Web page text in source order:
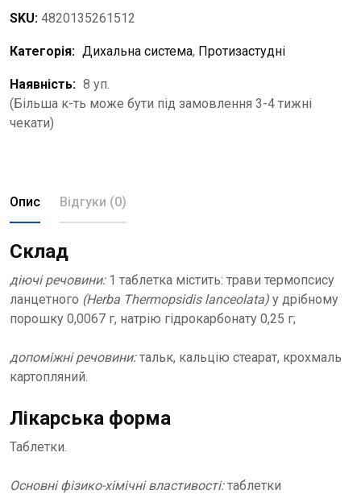
SKU: 4820135261512
Категорія: Дихальна система, Протизастудні
Наявність: 8 уп.
(Більша к-ть може бути під замовлення 3-4 тижні
чекати)
Опис Відгуки (0)
Склад
діючі речовини: 1 таблетка містить: трави термопсису
ланцетного (Herba Thermopsidis lanceolata) у дрібному
порошку 0,0067 г, натрію гідрокарбонату 0,25 г;
допоміжні речовини:тальк, кальцію стеарат, крохмаль
картопляний.
Лікарська форма
Таблетки.
Основні фізико-хімічні властивості:таблетки